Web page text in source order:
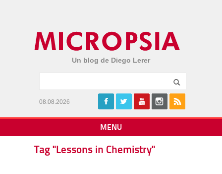
Un blog de Diego Lerer
08.08.2026
MENU
Tag "Lessons in Chemistry"